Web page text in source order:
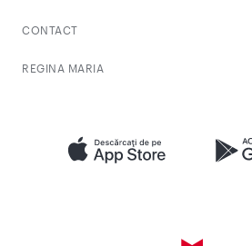
CONTACT
REGINA MARIA